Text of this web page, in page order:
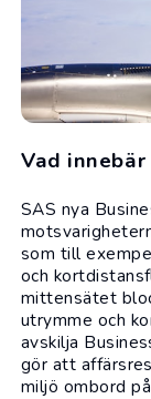
Vad innebär
SAS nya
som till
och
mittensätet
utrymme och
avskilja
gör att
miljö ombord